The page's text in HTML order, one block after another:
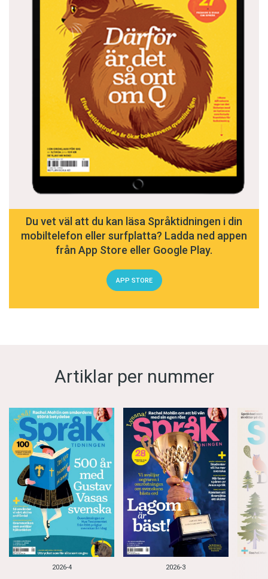
Du vet väl att du kan läsa Språktidningen i din
mobiltelefon eller surfplatta? Ladda ned appen
från App Store eller Google Play.
APP STORE
Artiklar per nummer
2026-4 2026-3